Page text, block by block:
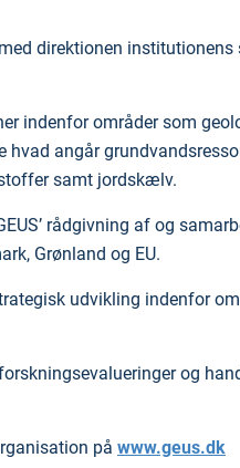
direktionen
indenfor områder som
angår
samt jordskælv.
rådgivning af og
Grønland og EU.
udvikling indenfor
og
på www.geus.dk